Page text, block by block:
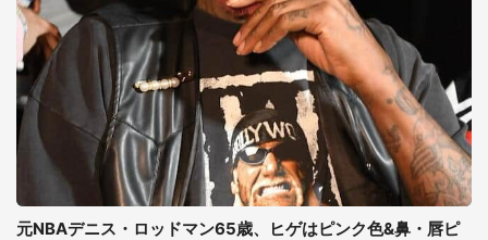
元NBAデニス・ロッドマン65歳、ヒゲはピンク色&鼻・唇ピ